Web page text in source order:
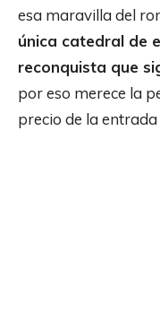
esa maravilla del
única catedral de
reconquista que
por eso merece la
precio de la entrada